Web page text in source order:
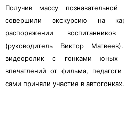
Получив массу познавательной
совершили экскурсию на
распоряжении
(руководитель Виктор
видеоролик с гонками юных
впечатлений от фильма,
сами приняли участие в автогонках.